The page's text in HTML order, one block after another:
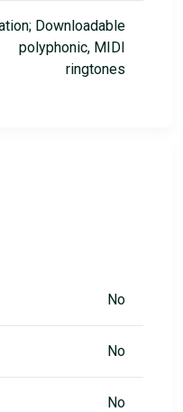
Downloadable
polyphonic, MIDI
ringtones
No
No
No